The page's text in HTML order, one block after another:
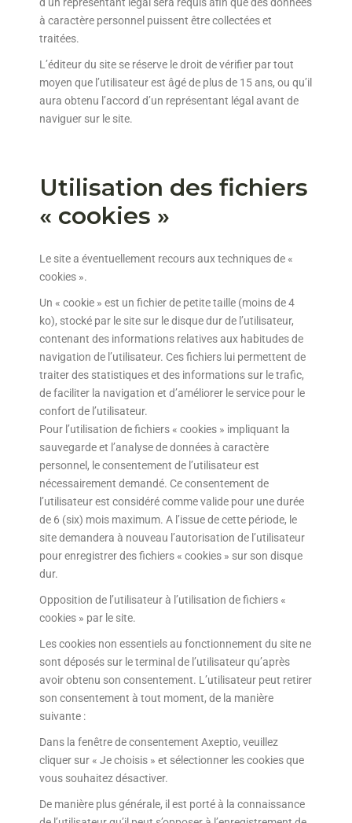
à caractère personnel puissent être collectées et
traitées.
L’éditeur du site se réserve le droit de vérifier par tout
moyen que l’utilisateur est âgé de plus de 15 ans, ou qu’il
aura obtenu l’accord d’un représentant légal avant de
naviguer sur le site.
Utilisation des fichiers
« cookies »
Le site a éventuellement recours aux techniques de «
cookies ».
Un « cookie » est un fichier de petite taille (moins de 4
ko), stocké par le site sur le disque dur de l’utilisateur,
contenant des informations relatives aux habitudes de
navigation de l’utilisateur. Ces fichiers lui permettent de
traiter des statistiques et des informations sur le trafic,
de faciliter la navigation et d’améliorer le service pour le
confort de l’utilisateur.
Pour l’utilisation de fichiers « cookies » impliquant la
sauvegarde et l’analyse de données à caractère
personnel, le consentement de l’utilisateur est
nécessairement demandé. Ce consentement de
l’utilisateur est considéré comme valide pour une durée
de 6 (six) mois maximum. A l’issue de cette période, le
site demandera à nouveau l’autorisation de l’utilisateur
pour enregistrer des fichiers « cookies » sur son disque
dur.
Opposition de l’utilisateur à l’utilisation de fichiers «
cookies » par le site.
Les cookies non essentiels au fonctionnement du site ne
sont déposés sur le terminal de l’utilisateur qu’après
avoir obtenu son consentement. L’utilisateur peut retirer
son consentement à tout moment, de la manière
suivante :
Dans la fenêtre de consentement Axeptio, veuillez
cliquer sur « Je choisis » et sélectionner les cookies que
vous souhaitez désactiver.
De manière plus générale, il est porté à la connaissance